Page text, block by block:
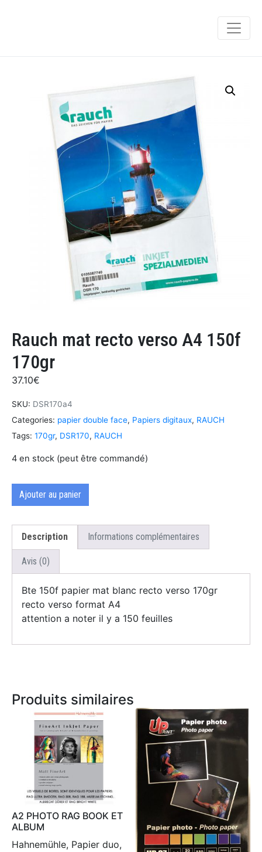
Rauch mat recto verso A4 150f
170gr
37.10€
SKU: DSR170a4
Categories: papier double face, Papiers digitaux, RAUCH
Tags: 170gr, DSR170, RAUCH
4 en stock (peut être commandé)
Ajouter au panier
Description Informations complémentaires
Avis (0)
Bte 150f papier mat blanc recto verso 170gr
recto verso format A4
attention a noter il y a 150 feuilles
Produits similaires
A2 PHOTO RAG BOOK ET
ALBUM
Hahnemühle, Papier duo,